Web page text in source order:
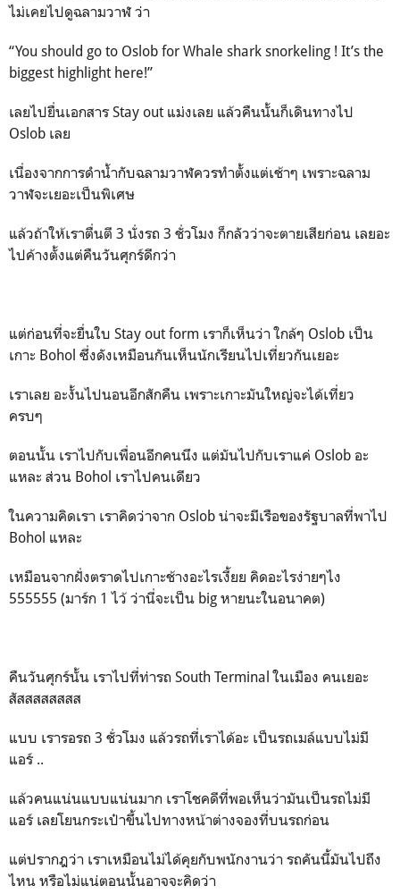
ไม่เคยไปดูฉลามวาฬ ว่า
“You should go to Oslob for Whale shark snorkeling ! It’s the
biggest highlight here!”
เลยไปยื่นเอกสาร Stay out แม่งเลย แล้วคืนนั้นก็เดินทางไป
Oslob เลย
เนื่องจากการดำน้ำกับฉลามวาฬควรทำตั้งแต่เช้าๆ เพราะฉลาม
วาฬจะเยอะเป็นพิเศษ
แล้วถ้าให้เราตื่นตี 3 นั่งรถ 3 ชั่วโมง ก็กลัวว่าจะตายเสียก่อน เลยอะ
ไปค้างตั้งแต่คืนวันศุกร์ดีกว่า
แต่ก่อนที่จะยื่นใบ Stay out form เราก็เห็นว่า ใกล้ๆ Oslob เป็น
เกาะ Bohol ซึ่งดังเหมือนกันเห็นนักเรียนไปเที่ยวกันเยอะ
เราเลย อะงั้นไปนอนอีกสักคืน เพราะเกาะมันใหญ่จะได้เที่ยว
ครบๆ
ตอนนั้น เราไปกับเพื่อนอีกคนนึง แต่มันไปกับเราแค่ Oslob อะ
แหละ ส่วน Bohol เราไปคนเดียว
ในความคิดเรา เราคิดว่าจาก Oslob น่าจะมีเรือของรัฐบาลที่พาไป
Bohol แหละ
เหมือนจากฝั่งตราดไปเกาะช้างอะไรเงี้ยย คิดอะไรง่ายๆไง
555555 (มาร์ก 1 ไว้ ว่านี่จะเป็น big หายนะในอนาคต)
คืนวันศุกร์นั้น เราไปที่ท่ารถ South Terminal ในเมือง คนเยอะ
สัสสสสสสสส
แบบ เรารอรถ 3 ชั่วโมง แล้วรถที่เราได้อะ เป็นรถเมล์แบบไม่มี
แอร์ ..
แล้วคนแน่นแบบแน่นมาก เราโชคดีที่พอเห็นว่ามันเป็นรถไม่มี
แอร์ เลยโยนกระเป๋าขึ้นไปทางหน้าต่างจองที่บนรถก่อน
แต่ปรากฎว่า เราเหมือนไม่ได้คุยกับพนักงานว่า รถคันนี้มันไปถึง
ไหน หรือไม่แน่ตอนนั้นอาจจะคิดว่า